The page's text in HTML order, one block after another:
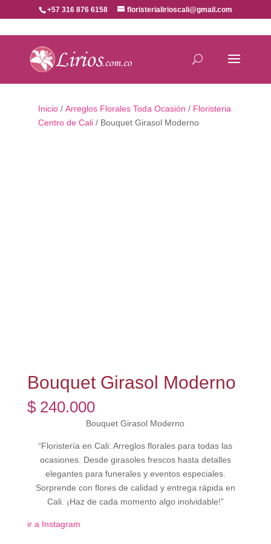
+57 316 876 6158 floristerialirioscali@gmail.com
Inicio/ Arreglos Florales Toda Ocasión / Floristeria
Centro de Cali/ Bouquet Girasol Moderno
Bouquet Girasol Moderno
$240.000
Bouquet Girasol Moderno
“Floristería en Cali: Arreglos florales para todas las
ocasiones. Desde girasoles frescos hasta detalles
elegantes para funerales y eventos especiales.
Sorprende con flores de calidad y entrega rápida en
Cali. ¡Haz de cada momento algo inolvidable!”
ir a Instagram